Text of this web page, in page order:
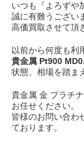
いつも『よろずや
誠に有難うござい
高価買取させて頂
以前から何度も利
貴金属 Pt900
状態、相場を踏ま
貴金属 金 プラチ
お任せください。
皆様のお問い合わ
ております。